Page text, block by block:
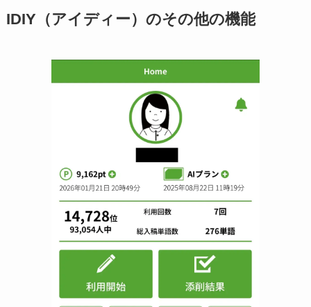
IDIY（アイディー）のその他の機能